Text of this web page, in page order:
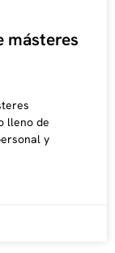
másteres
lleno de
y